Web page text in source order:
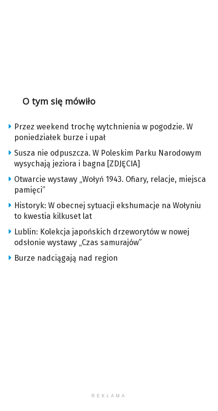
O tym się mówiło
Przez weekend trochę wytchnienia w pogodzie. W
poniedziałek burze i upał
Susza nie odpuszcza. W Poleskim Parku Narodowym
wysychają jeziora i bagna [ZDJĘCIA]
Otwarcie wystawy „Wołyń 1943. Ofiary, relacje, miejsca
pamięci”
Historyk: W obecnej sytuacji ekshumacje na Wołyniu
to kwestia kilkuset lat
Lublin: Kolekcja japońskich drzeworytów w nowej
odsłonie wystawy „Czas samurajów”
Burze nadciągają nad region
REKLAMA